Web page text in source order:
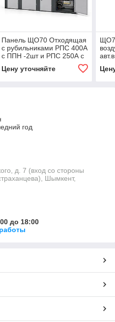
Панель ЩО70 Отходящая
с рубильниками РПС 400А
с ППН -2шт и РПС 250А с
Цену уточняйте
год
д. 7 (вход со стороны
Шымкент,
до 18:00